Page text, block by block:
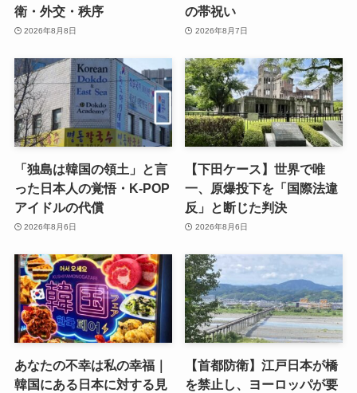
衛・外交・秩序
2026年8月8日
の帯祝い
2026年8月7日
「独島は韓国の領土」と言
った日本人の覚悟・K-POP
アイドルの代償
2026年8月6日
【下田ケース】世界で唯
一、原爆投下を「国際法違
反」と断じた判決
2026年8月6日
あなたの不幸は私の幸福｜
韓国にある日本に対する見
【首都防衛】江戸日本が橋
を禁止し、ヨーロッパが要